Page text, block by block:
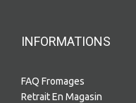
INFORMATIONS
FAQ Fromages
Retrait En Magasin